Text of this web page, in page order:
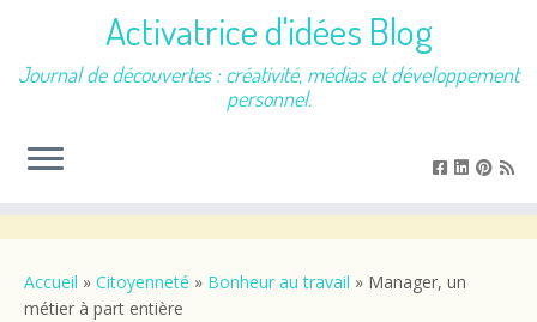
contenu
Activatrice d'idées Blog
Journal de découvertes : créativité, médias et développement
personnel.
Accueil » Citoyenneté » Bonheur au travail » Manager, un
métier à part entière